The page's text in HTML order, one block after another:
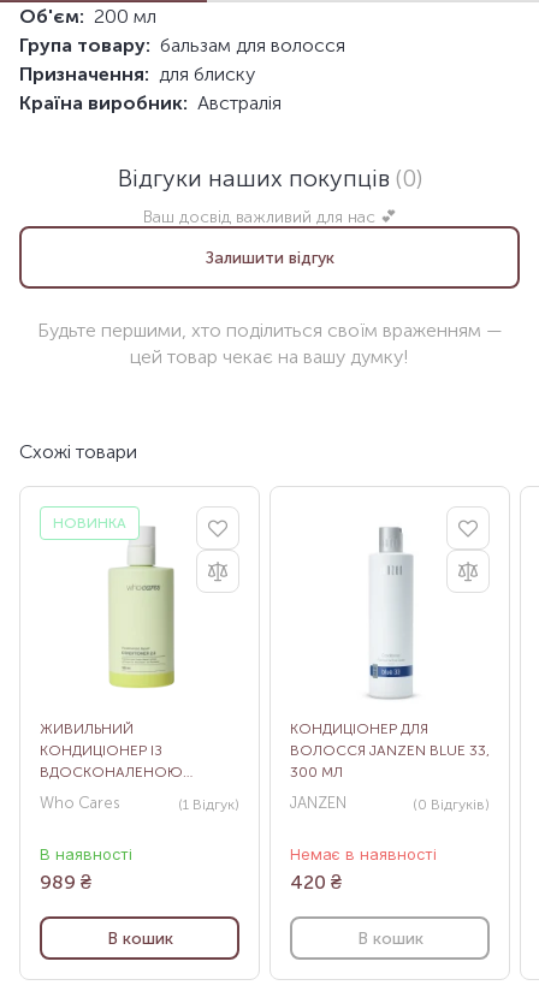
Об'єм: 200 мл
Група товару: бальзам для волосся
Призначення: для блиску
Країна виробник: Австралія
Відгуки наших покупців (0)
Ваш досвід важливий для нас 💕
Залишити відгук
Будьте першими, хто поділиться своїм враженням —
цей товар чекає на вашу думку!
Схожі товари
НОВИНКА
ЖИВИЛЬНИЙ
КОНДИЦІОНЕР ІЗ
ВДОСКОНАЛЕНОЮ
ФОРМУЛОЮ WHO СARES
МЛ
Who Cares (1 Відгук)
В наявності
989 ₴
В кошик
КОНДИЦІОНЕР ДЛЯ
ВОЛОССЯ JANZEN BLUE 33,
300 МЛ
JANZEN (0 Відгуків)
Немає в наявності
420 ₴
В кошик